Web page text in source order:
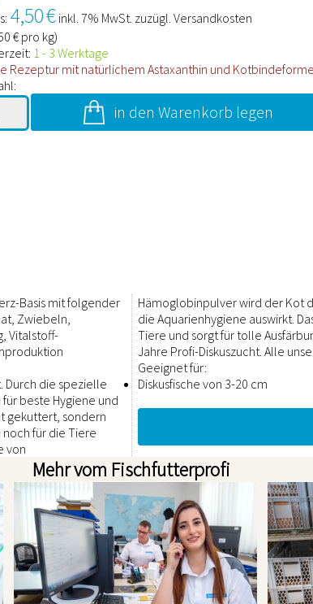
4,50€ inkl. 7% MwSt. zuzügl. Versandkosten
€ pro kg)
1 - 3 Werktage
Rezeptur mit natürlichem Astaxanthin und
in den Warenkorb legen
Basis mit folgender
Zwiebeln,
Vitalstoff-
die spezielle
beste Hygiene und
gekuttert, sondern
für die Tiere
von
Hämoglobinpulver wird der Kot
die Aquarienhygiene auswirkt.
Tiere und sorgt für tolle
Jahre Profi-Diskuszucht. Alle
Geeignet für:
Diskusfische von 3-20 cm
Mehr vom Fischfutterprofi